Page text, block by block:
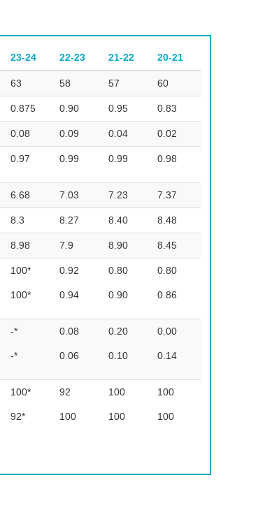
23-24 22-23 21-22 20-21
63 58 57 60
0.875 0.90 0.95 0.83
0.08 0.09 0.04 0.02
0.97 0.99 0.99 0.98
6.68 7.03 7.23 7.37
8.3 8.27 8.40 8.48
8.98 7.9 8.90 8.45
100*
100*
0.92
0.94
0.80
0.90
0.80
0.86
-*
-*
0.08
0.06
0.20
0.10
0.00
0.14
100*
92*
92
100
100
100
100
100